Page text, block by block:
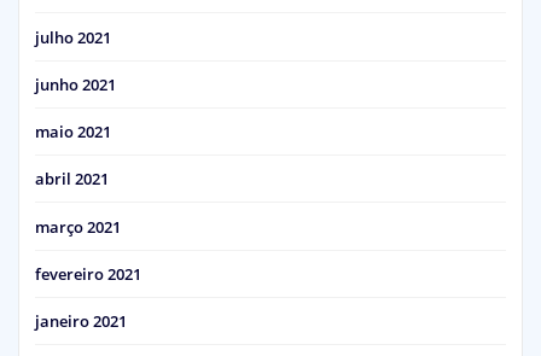
julho 2021
junho 2021
maio 2021
abril 2021
março 2021
fevereiro 2021
janeiro 2021